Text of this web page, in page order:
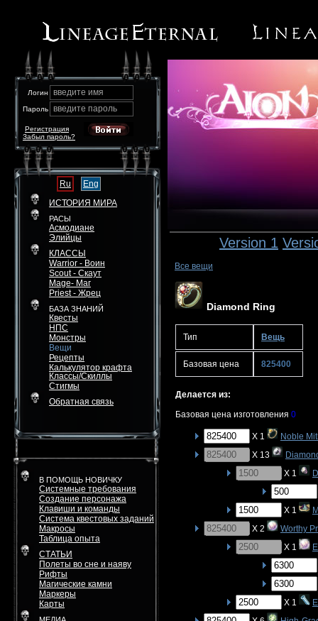
Логин введите имя
Пароль введите пароль
Забыл пароль?
Регистрация
Ru
Eng
ИСТОРИЯ МИРА
РАСЫ
Асмодиане
Элийцы
КЛАССЫ
Warrior - Воин
Scout - Скаут
Mage- Маг
Priest - Жрец
БАЗА ЗНАНИЙ
Квесты
НПС
Монстры
Вещи
Рецепты
Калькулятор крафта
Классы/Скиллы
Стигмы
Обратная связь
В ПОМОЩЬ НОВИЧКУ
Системные требования
Создание персонажа
Клавиши и команды
Система квестовых заданий
Макросы
Таблица опыта
СТАТЬИ
Полеты во сне и наяву
Рифты
Магические камни
Маркеры
Карты
Version 1
Все вещи
Diamond Ring
Тип Вещь
Базовая цена 825400
Делается из:
Базовая цена изготовления 0
X 1
Noble
X 13
X 1
X 1
X 2
Worthy
X 1
X 1